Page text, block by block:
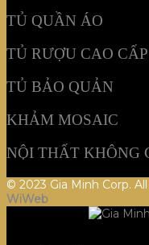
TỦ QUẦN ÁO
TỦ RƯỢU CAO CẤP
TỦ BẢO QUẢN
KHẢM MOSAIC
NỘI THẤT KHÔNG
© 2023 Gia Minh Corp.
WiWeb